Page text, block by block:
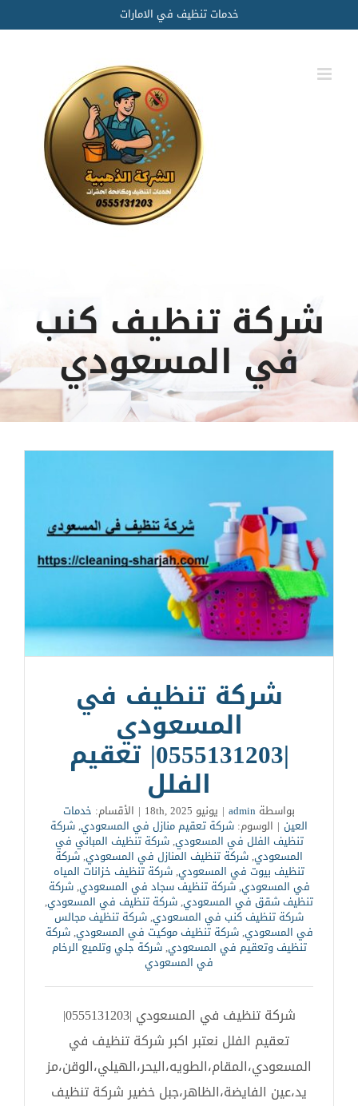
to
content
خدمات تنظيف في الامارات
شركة تنظيف كنب
في المسعودي
شركة تنظيف في
المسعودي
|0555131203| تعقيم
الفلل
بواسطة admin
| يونيو 18th, 2025 | الأقسام: خدمات
العين | الوسوم: شركة تعقيم منازل في المسعودي,شركة
تنظيف الفلل في المسعودي,شركة تنظيف المباني في
المسعودي,شركة تنظيف المنازل في المسعودي,شركة
تنظيف بيوت في المسعودي,شركة تنظيف خزانات المياه
في المسعودي,شركة تنظيف سجاد في المسعودي,شركة
تنظيف شقق في المسعودي,شركة تنظيف في المسعودي,
شركة تنظيف كنب في المسعودي,شركة تنظيف مجالس
في المسعودي,شركة تنظيف موكيت في المسعودي,شركة
تنظيف وتعقيم في المسعودي,شركة جلي وتلميع الرخام
في المسعودي
شركة تنظيف في المسعودي |0555131203|
تعقيم الفلل نعتبر اكبر شركة تنظيف في
المسعودي،المقام،الطويه،اليحر،الهيلي،الوقن،مز
يد،عين الفايضة،الظاهر،جبل خضير شركة تنظيف